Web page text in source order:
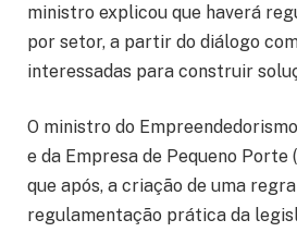
ministro explicou que haverá
por setor, a partir do diálogo
interessadas para construir
O ministro do
e da Empresa de Pequeno Porte
que após, a criação de uma
regulamentação prática da